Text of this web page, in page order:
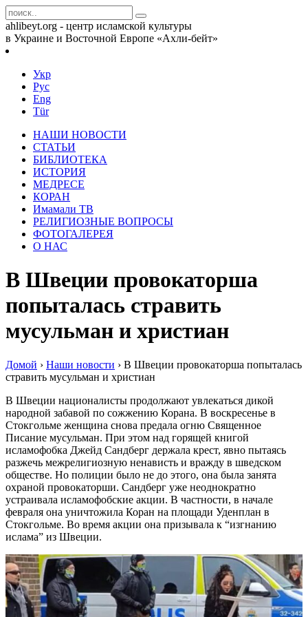
ahlibeyt.org - центр исламской культуры
в Украине и Восточной Европе «Ахли-бейт»
Укр
Рус
Eng
Tür
НАШИ НОВОСТИ
СТАТЬИ
БИБЛИОТЕКА
ИСТОРИЯ
МЕДРЕСЕ
КОРАН
Имамали ТВ
РЕЛИГИОЗНЫЕ ВОПРОСЫ
ФОТОГАЛЕРЕЯ
О НАС
В Швеции провокаторша
попыталась стравить
мусульман и христиан
Домой › Наши новости › В Швеции провокаторша попыталась
стравить мусульман и христиан
В Швеции националисты продолжают увлекаться дикой
народной забавой по сожжению Корана. В воскресенье в
Стокгольме женщина снова предала огню Священное
Писание мусульман. При этом над горящей книгой
исламофобка Джейд Сандберг держала крест, явно пытаясь
разжечь межрелигиозную ненависть и вражду в шведском
обществе. Но полиции было не до этого, она была занята
охраной провокаторши. Сандберг уже неоднократно
устраивала исламофобские акции. В частности, в начале
февраля она уничтожила Коран на площади Уденплан в
Стокгольме. Во время акции она призывала к “изгнанию
ислама” из Швеции.